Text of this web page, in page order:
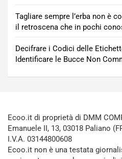
Tagliare sempre l’erba non è
il retroscena che in pochi
Decifrare i Codici delle
Identificare le Bucce Non
Ecoo.it di proprietà di DMM
Emanuele II, 13, 03018 Paliano
I.V.A. 03144800608
Ecoo.it non è una testata